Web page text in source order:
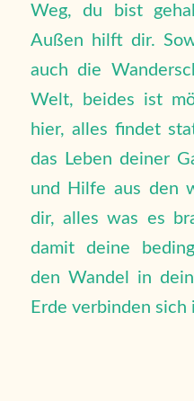
Weg, du bist
Außen hilft dir.
auch die
Welt, beides ist
hier, alles findet
das Leben deiner
und Hilfe aus den
dir, alles was es
damit deine
den Wandel in
Erde verbinden sich